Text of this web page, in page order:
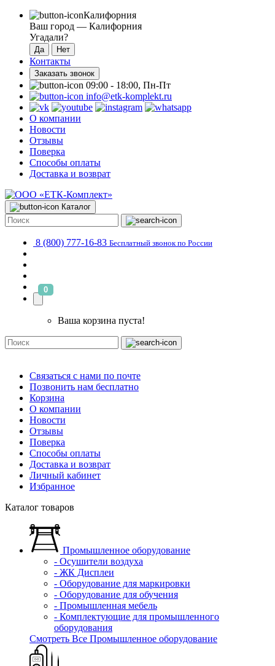
Калифорния
Ваш город — Калифорния
Угадали?
Контакты
Заказать звонок
09:00 - 18:00, Пн-Пт
info@etk-komplekt.ru
О компании
Новости
Отзывы
Поверка
Способы оплаты
Доставка и возврат
Каталог
8 (800) 777-16-83 Бесплатный звонок по России
0
Ваша корзина пуста!
Связаться с нами по почте
Позвонить нам бесплатно
Корзина
О компании
Новости
Отзывы
Поверка
Способы оплаты
Доставка и возврат
Личный кабинет
Избранное
Каталог товаров
Промышленное оборудование
- Осушители воздуха
- ЖК Дисплеи
- Оборудование для маркировки
- Оборудование для обучения
- Промышленная мебель
- Комплектующие для промышленного
оборудования
Смотреть Все Промышленное оборудование